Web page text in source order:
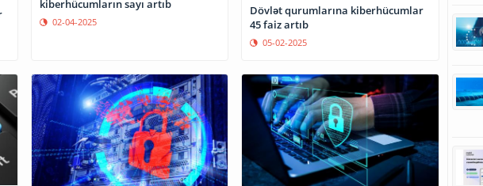
kiberhücumların sayı artıb
02-04-2025
Dövlət qurumlarına kiberhücumlar
45 faiz artıb
05-02-2025